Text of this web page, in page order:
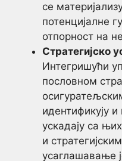
се
потенцијалне
отпорност на
Стратегијско
Интегришући
пословном
идентификују
ускадају са
и
усаглашавање